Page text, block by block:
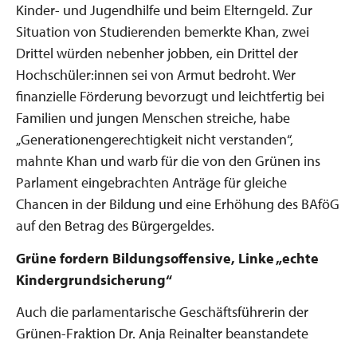
Kinder- und Jugendhilfe und beim Elterngeld. Zur
Situation von Studierenden bemerkte Khan, zwei
Drittel würden nebenher jobben, ein Drittel der
Hochschüler:innen sei von Armut bedroht. Wer
finanzielle Förderung bevorzugt und leichtfertig bei
Familien und jungen Menschen streiche, habe
„Generationengerechtigkeit nicht verstanden“,
mahnte Khan und warb für die von den Grünen ins
Parlament eingebrachten Anträge für gleiche
Chancen in der Bildung und eine Erhöhung des BAföG
auf den Betrag des Bürgergeldes.
Grüne fordern Bildungsoffensive, Linke „echte
Kindergrundsicherung“
Auch die parlamentarische Geschäftsführerin der
Grünen-Fraktion Dr. Anja Reinalter beanstandete